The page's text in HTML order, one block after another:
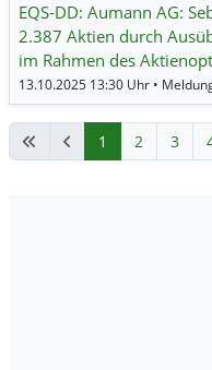
EQS-DD: Aumann AG:
2.387 Aktien durch
im Rahmen des
1 2 3